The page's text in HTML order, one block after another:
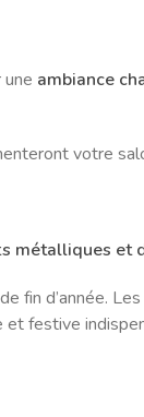
ambiance
votre
métalliques et
fin d’année. Les
et festive